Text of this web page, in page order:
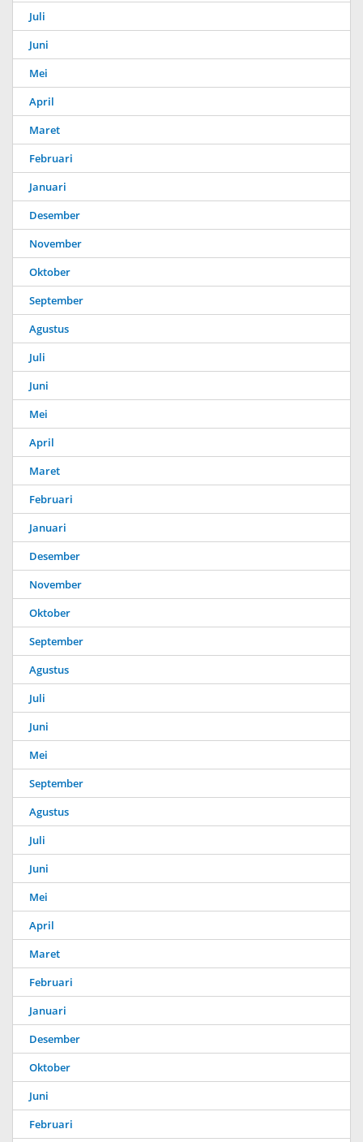
Juli
Juni
Mei
April
Maret
Februari
Januari
Desember
November
Oktober
September
Agustus
Juli
Juni
Mei
April
Maret
Februari
Januari
Desember
November
Oktober
September
Agustus
Juli
Juni
Mei
September
Agustus
Juli
Juni
Mei
April
Maret
Februari
Januari
Desember
Oktober
Juni
Februari